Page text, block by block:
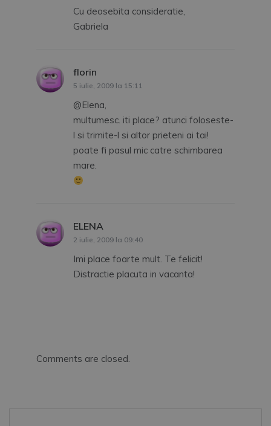
Cu deosebita consideratie,
Gabriela
florin
5 iulie, 2009 la 15:11
@Elena,
multumesc. iti place? atunci foloseste-
l si trimite-l si altor prieteni ai tai!
poate fi pasul mic catre schimbarea
mare.
ELENA
2 iulie, 2009 la 09:40
Imi place foarte mult. Te felicit!
Distractie placuta in vacanta!
Comments are closed.